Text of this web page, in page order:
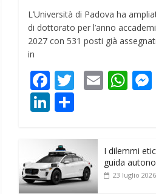
L’Università di Padova ha
di dottorato per l’anno
2027 con 531 posti già
in
F
ac
e
b
o
o
T
er
E W
A
p g
Li
k
e
dI
n
di
vi
I dilemmi
guida
23 luglio 2026